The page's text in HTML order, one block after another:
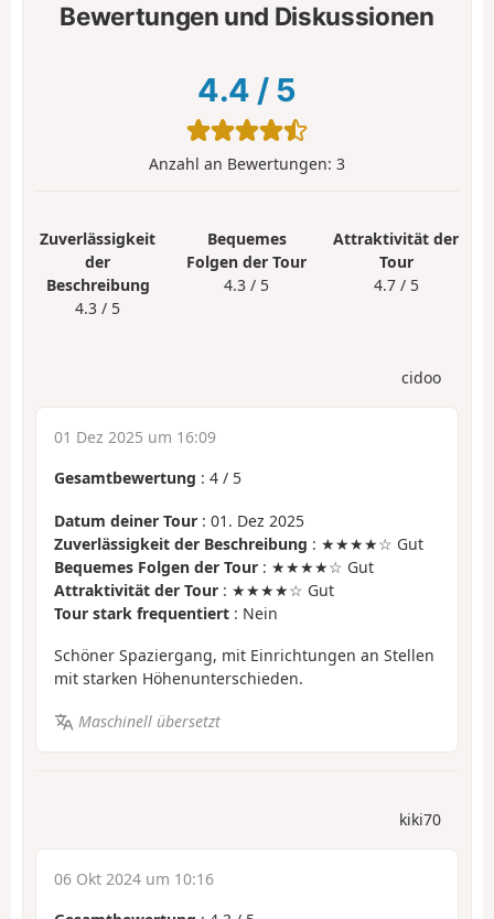
Bewertungen und Diskussionen
4.4 / 5
Anzahl an Bewertungen: 3
Zuverlässigkeit
der
Beschreibung
4.3 / 5
Bequemes
Folgen der Tour
4.3 / 5
Attraktivität der
Tour
4.7 / 5
cidoo
01 Dez 2025 um 16:09
Gesamtbewertung : 4 / 5
Datum deiner Tour : 01. Dez 2025
Zuverlässigkeit der Beschreibung : ★★★★☆ Gut
Bequemes Folgen der Tour : ★★★★☆ Gut
Attraktivität der Tour : ★★★★☆ Gut
Tour stark frequentiert : Nein
Schöner Spaziergang, mit Einrichtungen an Stellen
mit starken Höhenunterschieden.
Maschinell übersetzt
kiki70
06 Okt 2024 um 10:16